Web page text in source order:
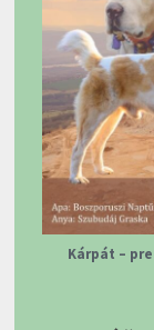
Kárpát –